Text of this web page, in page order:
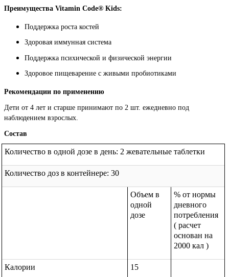
Преимущества Vitamin Code® Kids:
Поддержка роста костей
Здоровая иммунная система
Поддержка психической и физической энергии
Здоровое пищеварение с живыми пробиотиками
Рекомендации по применению
Дети от 4 лет и старше принимают по 2 шт. ежедневно под
наблюдением взрослых.
Состав
Количество в одной дозе в день: 2 жевательные таблетки
Количество доз в контейнере: 30
Объем в
одной
дозе
% от нормы
дневного
потребления
( расчет
основан на
2000 кал )
Калории 15